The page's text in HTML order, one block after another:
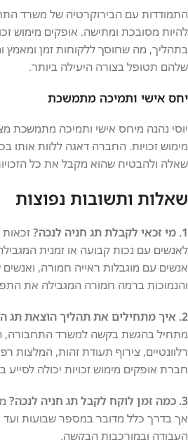
התמודדות עם הבירוקרטיה של משרד
להיות מסובכת ומתישה. אופקים מימוש
בתהליך, מה שחוסך ללקוחות זמן
שלהם תטופל בצורה היעילה ביותר.
יחס אישי ותמיכה מתמשכת
יוסי נהנה מיחס אישי ותמיכה מתמשכת
מימוש זכויות. החברה דאגה ללוות
שאלה ולהבטיח שהוא מקבל את כל
שאלות ותשובות נפוצות
1. מי זכאי לקבלת תג חניה לנכה?
לאנשים עם נכות קבועה או זמנית
אנשים עם מוגבלות ראייה חמורה, ואנשים
והנמוכות ברמה חמורה המגבילה את
2. איך מתחילים את תהליך הוצאת תג החניה לנכה?
מתחיל בהגשת בקשה למשרד התחבורה,
רלוונטיים, צירוף תעודת זהות, המלצות
חברת אופקים מימוש זכויות יכולה
3. כמה זמן לוקח לקבל תג חניה לנכה?
אך בדרך כלל מדובר במספר שבועות ועד
העבודה ובמורכבות הבקשה.